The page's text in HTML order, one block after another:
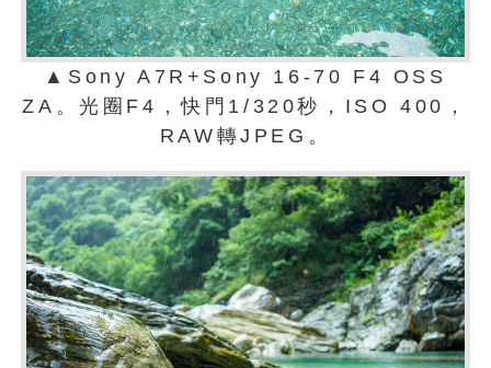
▲Sony A7R+Sony 16-70 F4 OSS
ZA。光圈F4，快門1/320秒，ISO 400，
RAW轉JPEG。